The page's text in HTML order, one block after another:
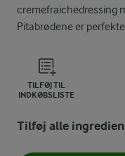
cremefraichedressing
Pitabrødene er
TILFØJ TIL
INDKØBSLISTE
Tilføj alle